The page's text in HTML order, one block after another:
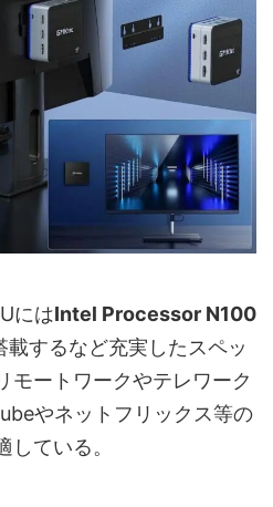
にはIntel Processor N100
載するなど充実したスペッ
モートワークやテレワーク
やネットフリックス等の
している。